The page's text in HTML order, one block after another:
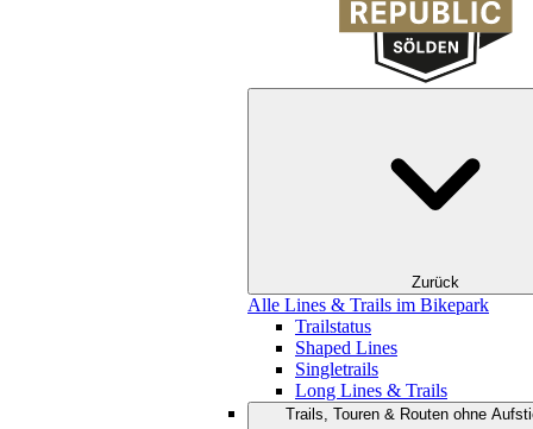
Zurück
Alle Lines & Trails im Bikepark
Trailstatus
Shaped Lines
Singletrails
Long Lines & Trails
Trails, Touren & Routen ohne